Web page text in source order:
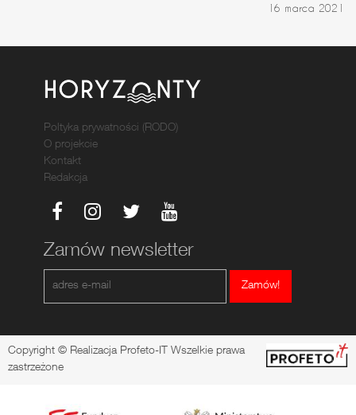
16 marca 2021
Poltyka prywatności (RODO)
O projekcie
Kontakt
Redakcja
Zamów newsletter
Zamów!
Copyright © Realizacja Profeto-IT Wszelkie prawa
zastrzeżone